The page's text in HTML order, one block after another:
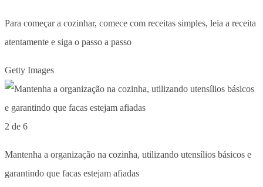
Para começar a cozinhar, comece com receitas simples, leia a receita
atentamente e siga o passo a passo
Getty Images
2 de 6
Mantenha a organização na cozinha, utilizando utensílios básicos e
garantindo que facas estejam afiadas